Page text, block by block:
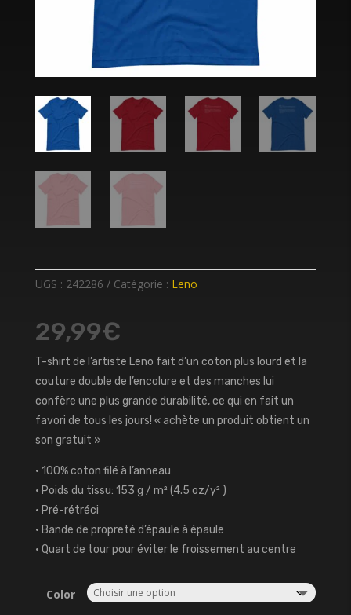
UGS : 242286 Catégorie : Leno
29,99€
T-shirt de l’artiste Leno fait d’un coton plus lourd et la
couture double de l’encolure et des manches lui
confère une plus grande durabilité, ce qui en fait un
favori de tous les jours! « achète un produit obtient un
son gratuit »
• 100% coton filé à l’anneau
• Poids du tissu: 153 g / m² (4.5 oz/y² )
• Pré-rétréci
• Bande de propreté d’épaule à épaule
• Quart de tour pour éviter le froissement au centre
Color